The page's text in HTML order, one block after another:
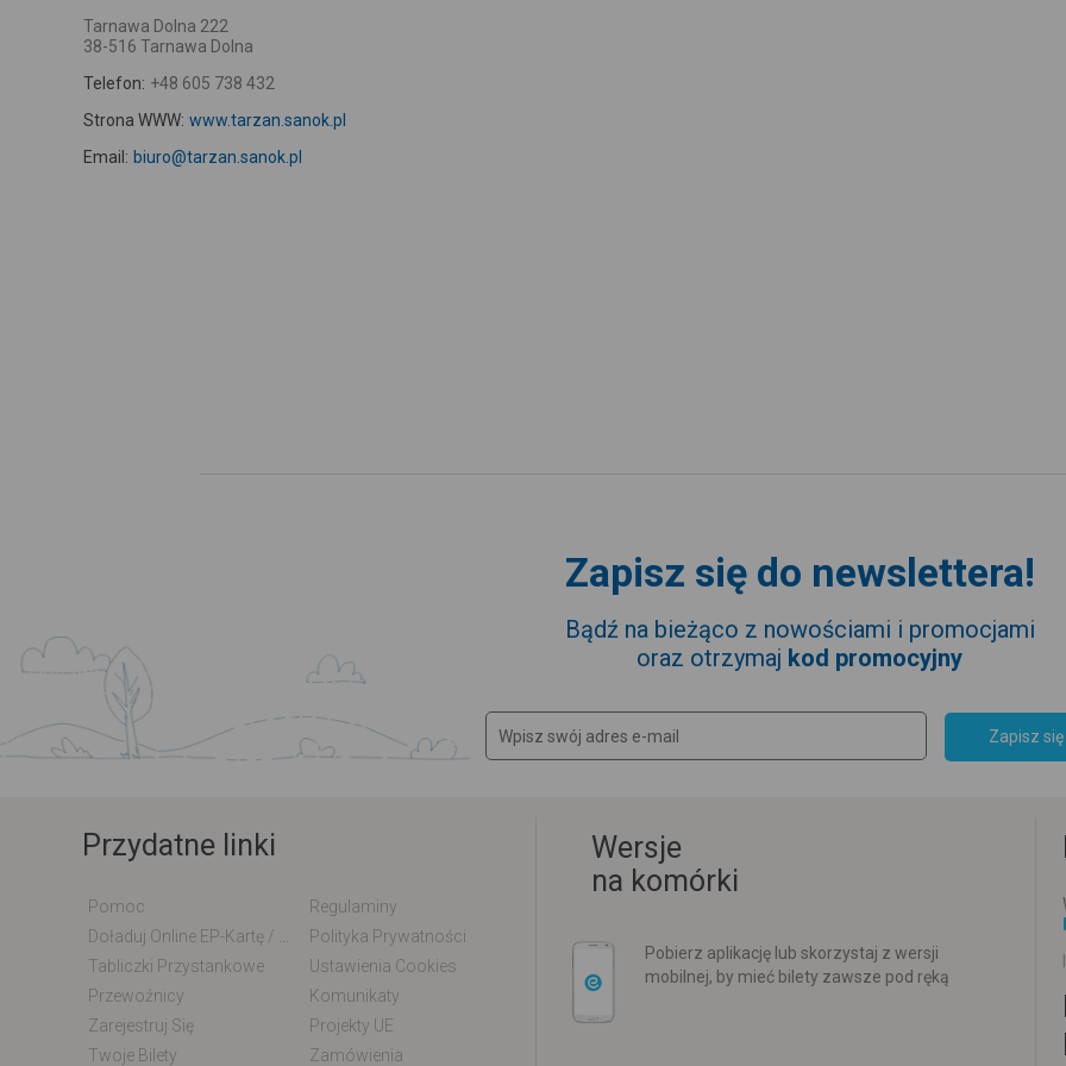
Tarnawa Dolna 222
38-516 Tarnawa Dolna
Telefon: +48 605 738 432
Strona WWW: www.tarzan.sanok.pl
Email: biuro@tarzan.sanok.pl
Zapisz się do newslettera!
Bądź na bieżąco z nowościami i promocjami
oraz otrzymaj kod promocyjny
Zapisz się
Przydatne linki
Pomoc
Regulaminy
Polityka Prywatności
Tabliczki Przystankowe
Ustawienia Cookies
Przewoźnicy
Komunikaty
Zarejestruj Się
Projekty UE
Twoje Bilety
Zamówienia
Wersje
na komórki
Pobierz aplikację lub skorzystaj z wersji
mobilnej, by mieć bilety zawsze pod ręką